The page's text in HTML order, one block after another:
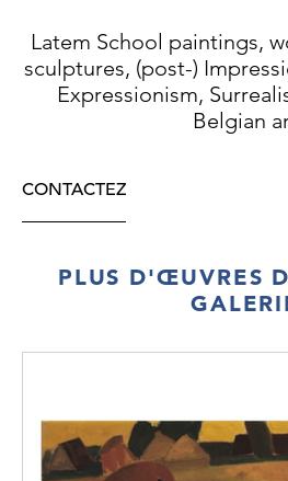
Latem School paintings,
sculptures, (post-)
Expressionism,
Belgian
CONTACTEZ
PLUS D'ŒUVRES